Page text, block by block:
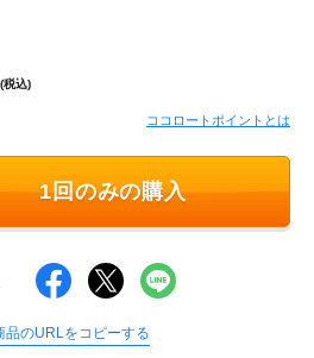
・読み物)
(税込)
ココロートポイントとは
1回のみの購入
品のURLをコピーする